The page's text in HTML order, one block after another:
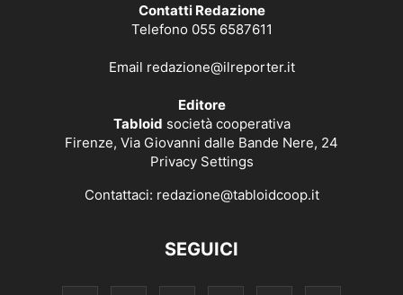
Contatti Redazione
Telefono 055 6587611
Email redazione@ilreporter.it
Editore
Tabloid società cooperativa
Firenze, Via Giovanni dalle Bande Nere, 24
Privacy Settings
Contattaci: redazione@tabloidcoop.it
SEGUICI